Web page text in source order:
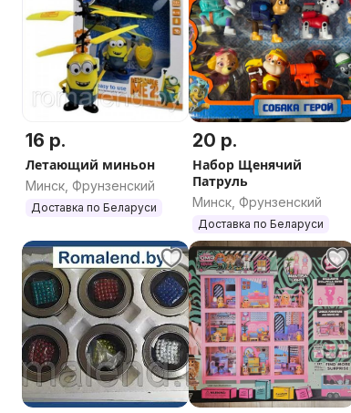
16 р.
Летающий миньон
Минск, Фрунзенский
Доставка по Беларуси
20 р.
Набор Щенячий
Патруль
Минск, Фрунзенский
Доставка по Беларуси